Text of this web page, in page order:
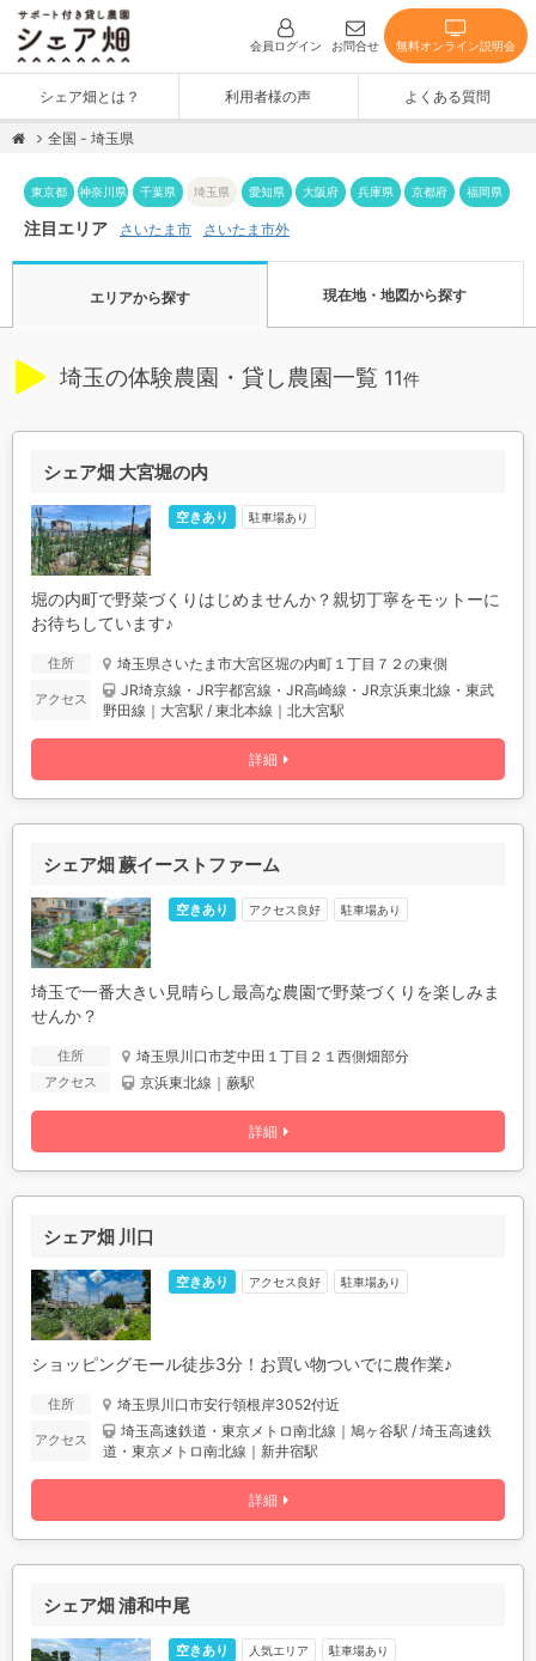
会員ログイン お問合せ 無料オンライン説明会
シェア畑とは？ 利用者様の声 よくある質問
全国 - 埼玉県
東京都 神奈川県 千葉県 埼玉県 愛知県 大阪府 兵庫県 京都府 福岡県
注目エリア さいたま市 さいたま市外
エリアから探す 現在地・地図から探す
埼玉の体験農園・貸し農園一覧 11件
シェア畑 大宮堀の内
詳細
空きあり 駐車場あり
堀の内町で野菜づくりはじめませんか？親切丁寧をモットーに
お待ちしています♪
住所 埼玉県さいたま市大宮区堀の内町１丁目７２の東側
アクセス JR埼京線・JR宇都宮線・JR高崎線・JR京浜東北線・東武
野田線｜大宮駅 / 東北本線｜北大宮駅
シェア畑 蕨イーストファーム
詳細
空きあり アクセス良好 駐車場あり
埼玉で一番大きい見晴らし最高な農園で野菜づくりを楽しみま
せんか？
住所 埼玉県川口市芝中田１丁目２１西側畑部分
アクセス 京浜東北線｜蕨駅
シェア畑 川口
詳細
空きあり アクセス良好 駐車場あり
ショッピングモール徒歩3分！お買い物ついでに農作業♪
住所 埼玉県川口市安行領根岸3052付近
アクセス 埼玉高速鉄道・東京メトロ南北線｜鳩ヶ谷駅 / 埼玉高速鉄
道・東京メトロ南北線｜新井宿駅
シェア畑 浦和中尾
空きあり 人気エリア 駐車場あり